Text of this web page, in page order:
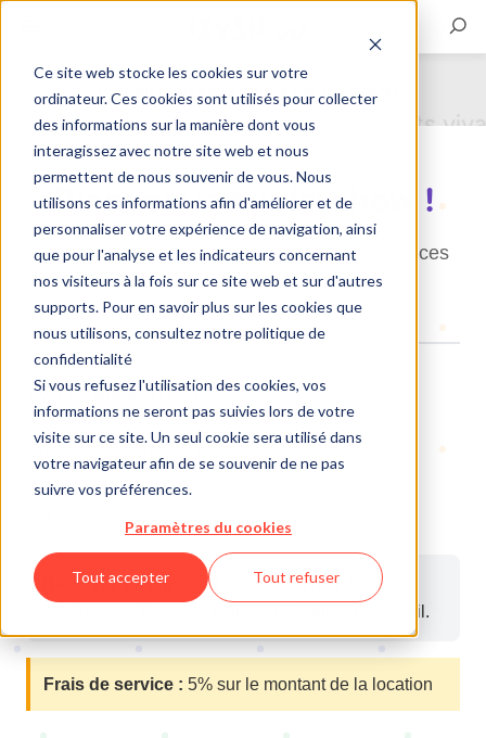
Ce site web stocke les cookies sur votre
ordinateur. Ces cookies sont utilisés pour collecter
des informations sur la manière dont vous
interagissez avec notre site web et nous
permettent de nous souvenir de vous. Nous
utilisons ces informations afin d'améliorer et de
personnaliser votre expérience de navigation, ainsi
que pour l'analyse et les indicateurs concernant
nos visiteurs à la fois sur ce site web et sur d'autres
supports. Pour en savoir plus sur les cookies que
nous utilisons, consultez notre politique de
confidentialité
Si vous refusez l'utilisation des cookies, vos
informations ne seront pas suivies lors de votre
visite sur ce site. Un seul cookie sera utilisé dans
votre navigateur afin de se souvenir de ne pas
suivre vos préférences.
Paramètres du cookies
Tout accepter Tout refuser
Créer un nouveau compte sur IZYSHOW
Bienvenue sur Izyshow !
La plateforme qui simplifie la location d'espaces
de répétition.
Vous êtes artiste ?
Créez votre compte en 2 minutes :
Nom, prénom et email
Mode de paiement sécurisé
Réservez en ligne
→ Le propriétaire a 48h pour
confirmer → Recevez votre confirmation par email.
Frais de service : 5% sur le montant de la location